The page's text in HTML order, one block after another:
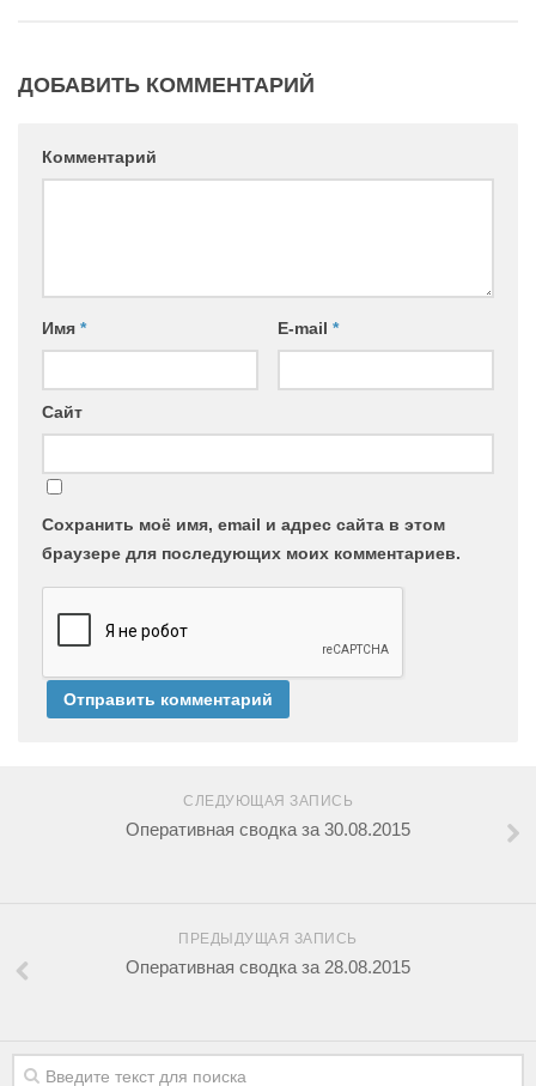
ДОБАВИТЬ КОММЕНТАРИЙ
Комментарий
Имя * E-mail *
Сайт
Сохранить моё имя, email и адрес сайта в этом
браузере для последующих моих комментариев.
СЛЕДУЮЩАЯ ЗАПИСЬ
Оперативная сводка за 30.08.2015
ПРЕДЫДУЩАЯ ЗАПИСЬ
Оперативная сводка за 28.08.2015